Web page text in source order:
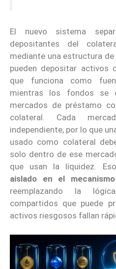
El nuevo sistema
depositantes del
mediante una estructura
pueden depositar activos
que funciona como
mientras los fondos se
mercados de préstamo
colateral. Cada
independiente, por lo que
usado como colateral
solo dentro de ese
que usan la liquidez.
aislado en el
reemplazando la
compartidos que puede
activos riesgosos fallan